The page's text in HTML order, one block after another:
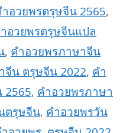
อวยพรตรุษจีน 2565,
อวยพรตรุษจีนแปล
, คำอวยพรภาษาจีน
จีน ตรุษจีน 2022, คำ
2565, คำอวยพรภาษา
ตรุษจีน, คำอวยพรวัน